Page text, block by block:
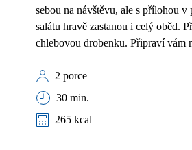
sebou na návštěvu, ale s přílohou v
salátu hravě zastanou i celý oběd.
chlebovou drobenku. Připraví vám
2 porce
30 min.
265 kcal